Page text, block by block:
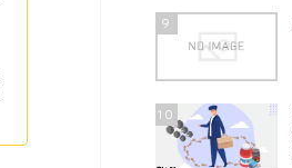
9
10